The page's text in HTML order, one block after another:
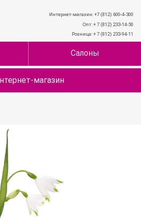
Интернет-магазин: +7 (812) 600-4-300
Опт: + 7 (812) 233-14-50
Розница: + 7 (812) 233-94-11
Салоны
магазин